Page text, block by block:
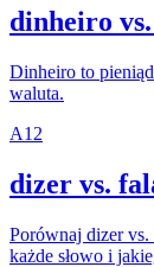
dinheiro
Dinheiro to
waluta.
A1 2
dizer vs.
Porównaj dizer
każde słowo i